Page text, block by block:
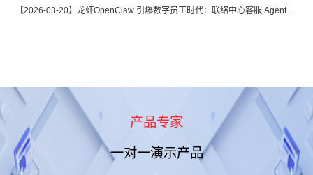
【2026-03-20】龙虾OpenClaw 引爆数字员工时代：联络中心客服 Agent 成为企业的新必需品
产品专家
一对一演示产品